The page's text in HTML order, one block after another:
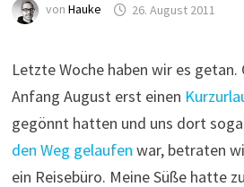
von Hauke 26. August 2011
Letzte Woche haben wir es getan.
Anfang August erst einen
gegönnt hatten und uns dort
den Weg gelaufen war, betraten
ein Reisebüro. Meine Süße hatte